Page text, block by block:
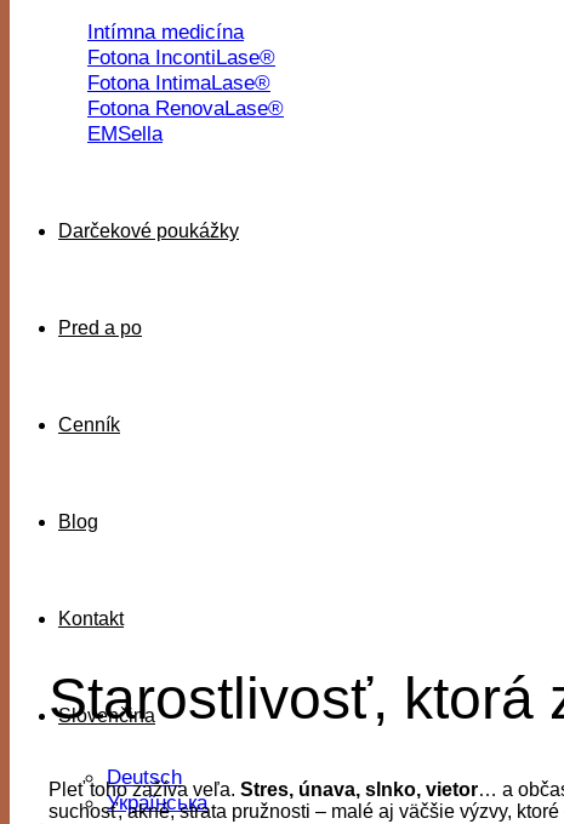
Intímna medicína
Fotona IncontiLase®
Fotona IntimaLase®
Fotona RenovaLase®
EMSella
Darčekové poukážky
Pred a po
Cenník
Blog
Kontakt
Slovenčina
Deutsch
Українська
Starostlivosť, ktorá
Pleť toho zažíva veľa. Stres, únava, slnko, vietor… a
suchosť, akné, strata pružnosti – malé aj väčšie výzvy,